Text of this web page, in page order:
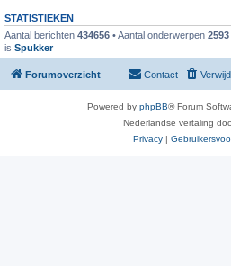
STATISTIEKEN
Aantal berichten 434656 • Aantal onderwerpen 2593
is Spukker
Forumoverzicht Contact
Powered by phpBB® Forum
Nederlandse vertaling
Privacy |